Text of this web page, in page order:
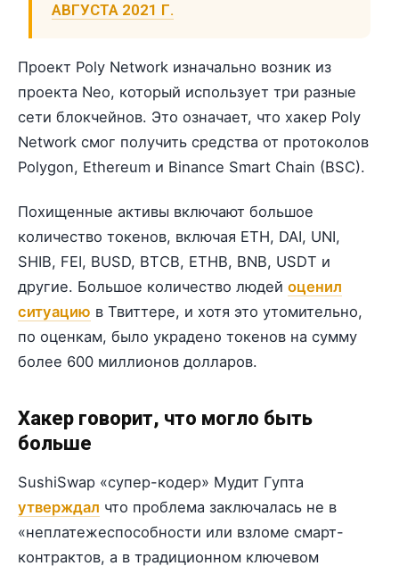
АВГУСТА 2021 Г.
Проект Poly Network изначально возник из
проекта Neo, который использует три разные
сети блокчейнов. Это означает, что хакер Poly
Network смог получить средства от протоколов
Polygon, Ethereum и Binance Smart Chain (BSC).
Похищенные активы включают большое
количество токенов, включая ETH, DAI, UNI,
SHIB, FEI, BUSD, BTCB, ETHB, BNB, USDT и
другие. Большое количество людей оценил
ситуацию в Твиттере, и хотя это утомительно,
по оценкам, было украдено токенов на сумму
более 600 миллионов долларов.
Хакер говорит, что могло быть
больше
SushiSwap «супер-кодер» Мудит Гупта
утверждал что проблема заключалась не в
«неплатежеспособности или взломе смарт-
контрактов, а в традиционном ключевом